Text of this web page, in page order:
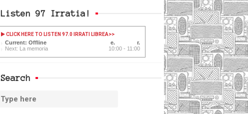
Listen 97 Irratia!
CLICK HERE TO LISTEN 97.0 IRRATI LIBREA>>
Current: Offline
Next: La memoria
10:00 - 11:00
Search